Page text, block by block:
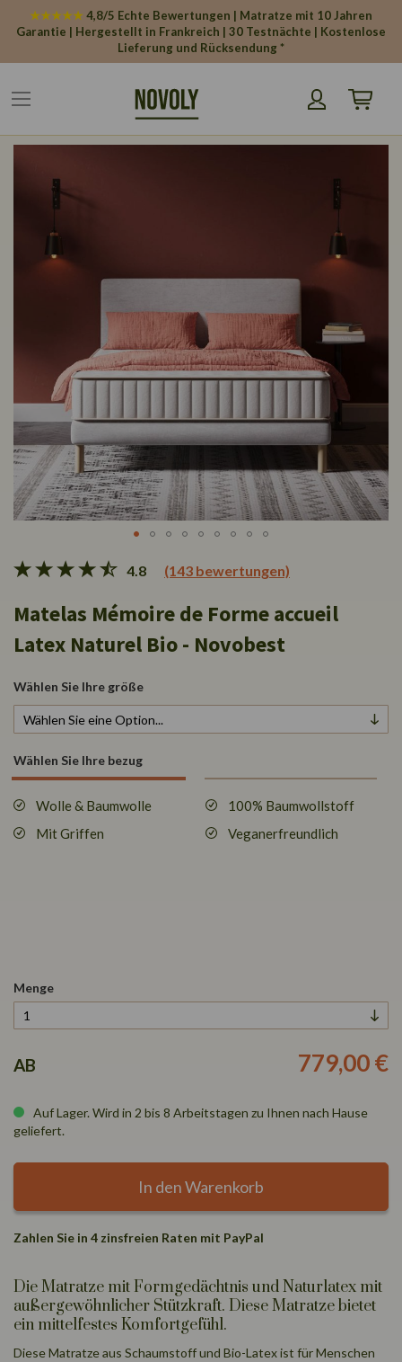
★★★★★ 4,8/5 Echte Bewertungen | Matratze mit 10 Jahren
Garantie | Hergestellt in Frankreich | 30 Testnächte | Kostenlose
Lieferung und Rücksendung *
Mein
4.8 (143 bewertungen)
Matelas Mémoire de Forme accueil
Latex Naturel Bio - Novobest
Wählen Sie Ihre größe
Wählen Sie Ihre bezug
Wolle & Baumwolle
Mit Griffen
100% Baumwollstoff
Veganerfreundlich
Menge
AB 779,00 €
Auf Lager. Wird in 2 bis 8 Arbeitstagen zu Ihnen nach Hause
geliefert.
In den Warenkorb
Zahlen Sie in 4 zinsfreien Raten mit PayPal
Die Matratze mit Formgedächtnis und Naturlatex mit
außergewöhnlicher Stützkraft. Diese Matratze bietet
ein mittelfestes Komfortgefühl.
Diese Matratze aus Schaumstoff und Bio-Latex ist für Menschen
Bildgalerie
Anfang
Bildgalerie
Cookie-Einstellungen